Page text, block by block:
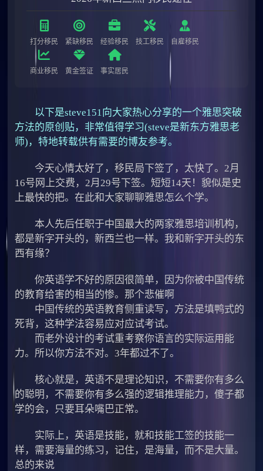
打分移民 紧缺移民 经验移民 技工移民 自雇移民
商业移民 黄金签证 事实居民
以下是steve151向大家热心分享的一个雅思突破
方法的原创贴，非常值得学习(steve是新东方雅思老
师)，特地转载供有需要的博友参考。
今天心情太好了，移民局下签了，太快了。2月
16号网上交费，2月29号下签。短短14天！貌似是史
上最快的把。在此和大家聊聊雅思怎么个学。
本人先后任职于中国最大的两家雅思培训机构，
都是新字开头的，新西兰也一样。我和新字开头的东
西有缘？
你英语学不好的原因很简单，因为你被中国传统
的教育给害的相当的惨。那个悲催啊
中国传统的英语教育侧重读写，方法是填鸭式的
死背，这种学法容易应对应试考试。
而老外设计的考试重考察你语言的实际运用能
力。所以你方法不对。3年都过不了。
核心就是，英语不是理论知识，不需要你有多么
的聪明，不需要你有多么强的逻辑推理能力，傻子都
学的会，只要耳朵嘴巴正常。
实际上，英语是技能，就和技能工签的技能一
样，需要海量的练习，记住，是海量，而不是大量。
总的来说